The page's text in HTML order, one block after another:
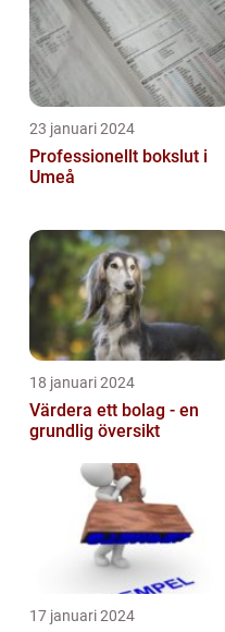
23 januari 2024
Professionellt bokslut i
Umeå
18 januari 2024
Värdera ett bolag - en
grundlig översikt
17 januari 2024